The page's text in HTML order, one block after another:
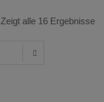
Zeigt alle 16 Ergebnisse